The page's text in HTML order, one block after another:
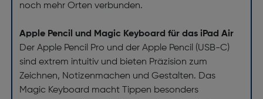
noch mehr Orten verbunden.
Apple Pencil und Magic Keyboard für das iPad Air
Der Apple Pencil Pro und der Apple Pencil (USB-C)
sind extrem intuitiv und bieten Präzision zum
Zeichnen, Notizenmachen und Gestalten. Das
Magic Keyboard macht Tippen besonders